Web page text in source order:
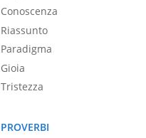
Conoscenza
Riassunto
Paradigma
Gioia
Tristezza
PROVERBI